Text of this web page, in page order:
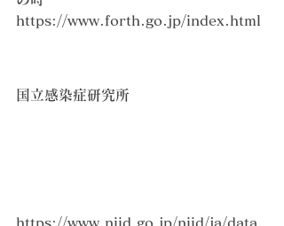
https://www.forth.go.jp/index.html
国立感染症研究所
https://www.niid.go.jp/niid/ja/data.